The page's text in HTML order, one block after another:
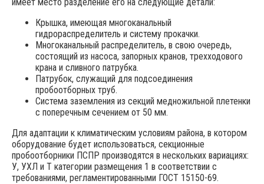
Крышка, имеющая многоканальный
гидрораспределитель и систему прокачки.
Многоканальный распределитель, в свою очередь,
состоящий из насоса, запорных кранов, трехходового
крана и сливного патрубка.
Патрубок, служащий для подсоединения
пробоотборных труб.
Система заземления из секций медножильной плетенки
с поперечным сечением от 50 мм.
Для адаптации к климатическим условиям района, в котором
оборудование будет использоваться, секционные
пробоотборники ПСПР производятся в нескольких вариациях:
У, УХЛ и Т категории размещения 1 в соответствии с
требованиями, регламентированными ГОСТ 15150-69.